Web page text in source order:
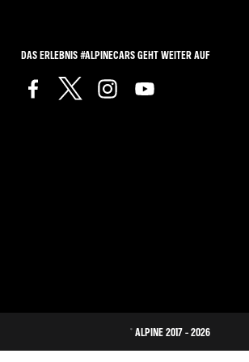
DAS ERLEBNIS #ALPINECARS GEHT WEITER AUF
© ALPINE 2017 - 2026